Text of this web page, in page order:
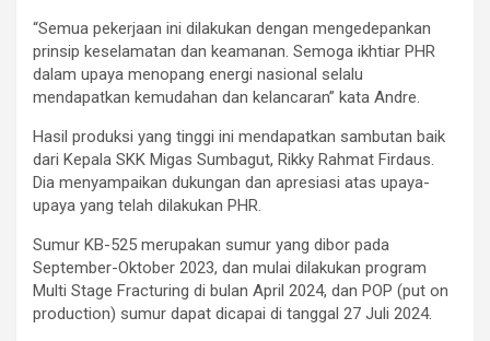
“Semua pekerjaan ini dilakukan dengan mengedepankan
prinsip keselamatan dan keamanan. Semoga ikhtiar PHR
dalam upaya menopang energi nasional selalu
mendapatkan kemudahan dan kelancaran” kata Andre.
Hasil produksi yang tinggi ini mendapatkan sambutan baik
dari Kepala SKK Migas Sumbagut, Rikky Rahmat Firdaus.
Dia menyampaikan dukungan dan apresiasi atas upaya-
upaya yang telah dilakukan PHR.
Sumur KB-525 merupakan sumur yang dibor pada
September-Oktober 2023, dan mulai dilakukan program
Multi Stage Fracturing di bulan April 2024, dan POP (put on
production) sumur dapat dicapai di tanggal 27 Juli 2024.